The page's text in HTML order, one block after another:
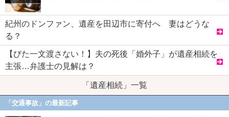
紀州のドンファン、遺産を田辺市に寄付へ 妻はどうな
る？
【びた一文渡さない！】夫の死後「婚外子」が遺産相続を
主張…弁護士の見解は？
「遺産相続」一覧
「交通事故」の最新記事